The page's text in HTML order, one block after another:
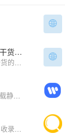
java菜市场-专注于技术干货的免费分享